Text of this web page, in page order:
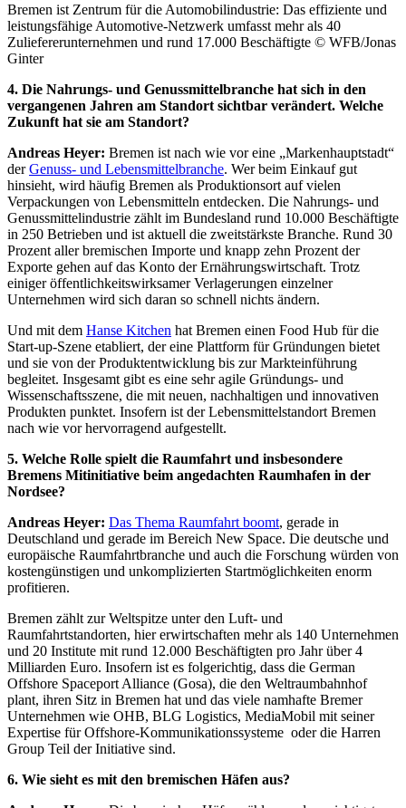
Bremen ist Zentrum für die Automobilindustrie: Das effiziente und
leistungsfähige Automotive-Netzwerk umfasst mehr als 40
Zuliefererunternehmen und rund 17.000 Beschäftigte © WFB/Jonas
Ginter
4. Die Nahrungs- und Genussmittelbranche hat sich in den
vergangenen Jahren am Standort sichtbar verändert. Welche
Zukunft hat sie am Standort?
Andreas Heyer: Bremen ist nach wie vor eine „Markenhauptstadt“
derGenuss- und Lebensmittelbranche. Wer beim Einkauf gut
hinsieht, wird häufig Bremen als Produktionsort auf vielen
Verpackungen von Lebensmitteln entdecken. Die Nahrungs- und
Genussmittelindustrie zählt im Bundesland rund 10.000 Beschäftigte
in 250 Betrieben und ist aktuell die zweitstärkste Branche. Rund 30
Prozent aller bremischen Importe und knapp zehn Prozent der
Exporte gehen auf das Konto der Ernährungswirtschaft. Trotz
einiger öffentlichkeitswirksamer Verlagerungen einzelner
Unternehmen wird sich daran so schnell nichts ändern.
Und mit dem Hanse Kitchen hat Bremen einen Food Hub für die
Start-up-Szene etabliert, der eine Plattform für Gründungen bietet
und sie von der Produktentwicklung bis zur Markteinführung
begleitet. Insgesamt gibt es eine sehr agile Gründungs- und
Wissenschaftsszene, die mit neuen, nachhaltigen und innovativen
Produkten punktet. Insofern ist der Lebensmittelstandort Bremen
nach wie vor hervorragend aufgestellt.
5. Welche Rolle spielt die Raumfahrt und insbesondere
Bremens Mitinitiative beim angedachten Raumhafen in der
Nordsee?
Andreas Heyer: Das Thema Raumfahrt boomt, gerade in
Deutschland und gerade im Bereich New Space. Die deutsche und
europäische Raumfahrtbranche und auch die Forschung würden von
kostengünstigen und unkomplizierten Startmöglichkeiten enorm
profitieren.
Bremen zählt zur Weltspitze unter den Luft- und
Raumfahrtstandorten, hier erwirtschaften mehr als 140 Unternehmen
und 20 Institute mit rund 12.000 Beschäftigten pro Jahr über 4
Milliarden Euro. Insofern ist es folgerichtig, dass die German
Offshore Spaceport Alliance (Gosa), die den Weltraumbahnhof
plant, ihren Sitz in Bremen hat und das viele namhafte Bremer
Unternehmen wie OHB, BLG Logistics, MediaMobil mit seiner
Expertise für Offshore-Kommunikationssysteme oder die Harren
Group Teil der Initiative sind.
6. Wie sieht es mit den bremischen Häfen aus?